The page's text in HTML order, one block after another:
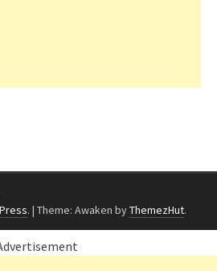
. | Theme: Awaken byThemezHut.